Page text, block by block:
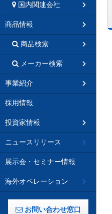
国内関連会社
商品情報
商品検索
メーカー検索
事業紹介
採用情報
投資家情報
ニュースリリース
展示会・セミナー情報
海外オペレーション
お問い合わせ窓口